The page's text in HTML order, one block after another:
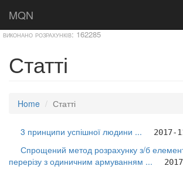
MQN
виконано розрахунків: 162285
Статті
Home Статті
3 принципи успішної людини ... 2017-
Спрощений метод розрахунку з/б
перерізу з одиничним армуванням ...